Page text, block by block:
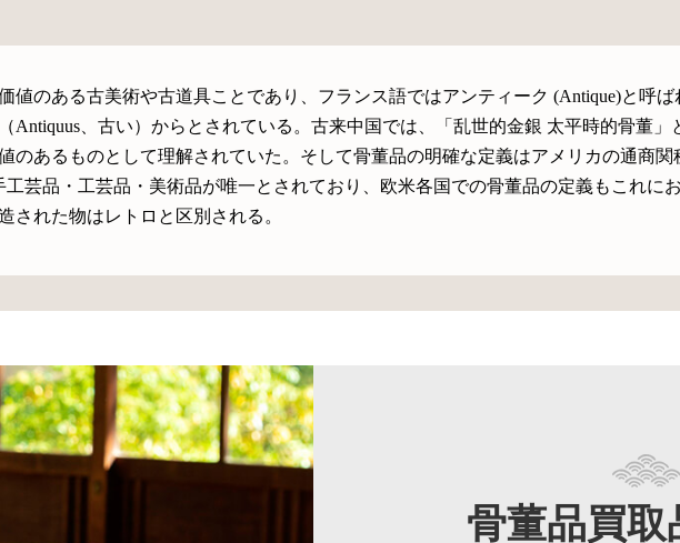
値のある古美術や古道具ことであり、フランス語ではアンティーク (Antique)と呼ば
Antiquus、古い）からとされている。古来中国では、「乱世的金銀 太平時的骨董」
のあるものとして理解されていた。そして骨董品の明確な定義はアメリカの通商関
芸品・工芸品・美術品が唯一とされており、欧米各国での骨董品の定義もこれに
された物はレトロと区別される。
骨董品買取